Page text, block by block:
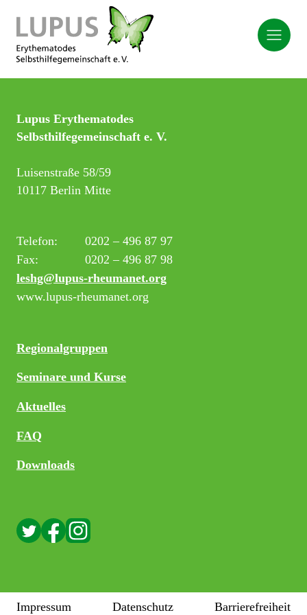
Lupus Erythematodes
Selbsthilfegemeinschaft e. V.
Luisenstraße 58/59
10117 Berlin Mitte
Telefon:
0202 – 496 87 97
Fax:
0202 – 496 87 98
leshg@lupus-rheumanet.org
www.lupus-rheumanet.org
Regionalgruppen
Seminare und Kurse
Aktuelles
FAQ
Downloads
Impressum Datenschutz Barrierefreiheit